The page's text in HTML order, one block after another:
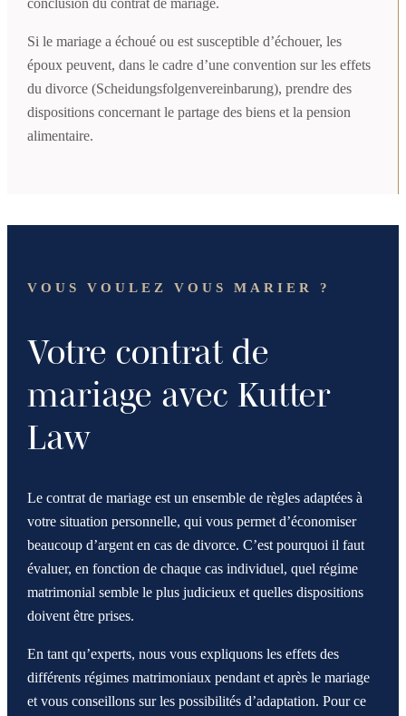
conclusion du contrat de mariage.
Si le mariage a échoué ou est susceptible d’échouer, les
époux peuvent, dans le cadre d’une convention sur les effets
du divorce (Scheidungsfolgenvereinbarung), prendre des
dispositions concernant le partage des biens et la pension
alimentaire.
VOUS VOULEZ VOUS MARIER ?
Votre contrat de
mariage avec Kutter
Law
Le contrat de mariage est un ensemble de règles adaptées à
votre situation personnelle, qui vous permet d’économiser
beaucoup d’argent en cas de divorce. C’est pourquoi il faut
évaluer, en fonction de chaque cas individuel, quel régime
matrimonial semble le plus judicieux et quelles dispositions
doivent être prises.
En tant qu’experts, nous vous expliquons les effets des
différents régimes matrimoniaux pendant et après le mariage
et vous conseillons sur les possibilités d’adaptation. Pour ce